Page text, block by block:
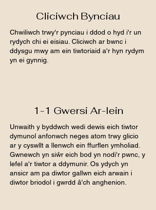
Cliciwch Bynciau
Chwiliwch trwy'r pynciau i ddod o hyd i'r un
rydych chi ei eisiau. Cliciwch ar bwnc i
ddysgu mwy am ein tiwtoriaid a'r hyn rydym
yn ei gynnig.
1-1 Gwersi Ar-lein
Unwaith y byddwch wedi dewis eich tiwtor
dymunol anfonwch neges atom trwy glicio
ar y cyswllt a llenwch ein ffurflen ymholiad.
Gwnewch yn siŵr eich bod yn nodi'r pwnc, y
lefel a'r tiwtor a ddymunir. Os ydych yn
ansicr am pa diwtor gallwn eich arwain i
diwtor briodol i gwrdd â'ch anghenion.